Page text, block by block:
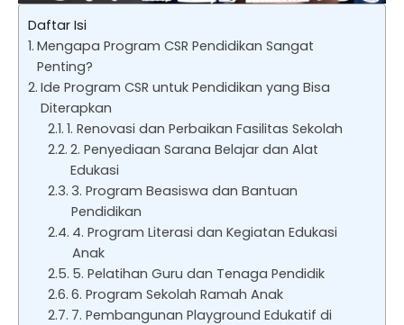
Daftar Isi
Mengapa Program CSR Pendidikan Sangat
Penting?
Ide Program CSR untuk Pendidikan yang Bisa
Diterapkan
1. Renovasi dan Perbaikan Fasilitas Sekolah
2. Penyediaan Sarana Belajar dan Alat
Edukasi
3. Program Beasiswa dan Bantuan
Pendidikan
4. Program Literasi dan Kegiatan Edukasi
Anak
5. Pelatihan Guru dan Tenaga Pendidik
6. Program Sekolah Ramah Anak
7. Pembangunan Playground Edukatif di